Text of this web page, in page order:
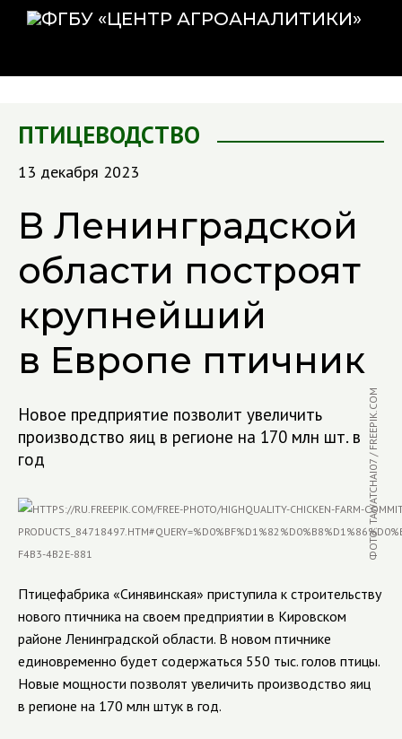
ПТИЦЕВОДСТВО
13 декабря 2023
В Ленинградской
области построят
крупнейший
в Европе птичник
Новое предприятие позволит увеличить
производство яиц в регионе на 170 млн шт. в
год
ФОТО: TAWATCHAI07 / FREEPIK.COM
Птицефабрика «Синявинская» приступила к строительству
нового птичника на своем предприятии в Кировском
районе Ленинградской области. В новом птичнике
единовременно будет содержаться 550 тыс. голов птицы.
Новые мощности позволят увеличить производство яиц
в регионе на 170 млн штук в год.